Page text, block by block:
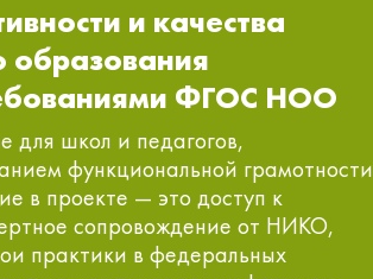
и качества
образования
ФГОС НОО
для школ и педагогов,
функциональной грамотности
в проекте — это доступ к
сопровождение от НИКО,
практики в федеральных